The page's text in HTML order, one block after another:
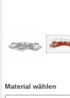
Material wählen